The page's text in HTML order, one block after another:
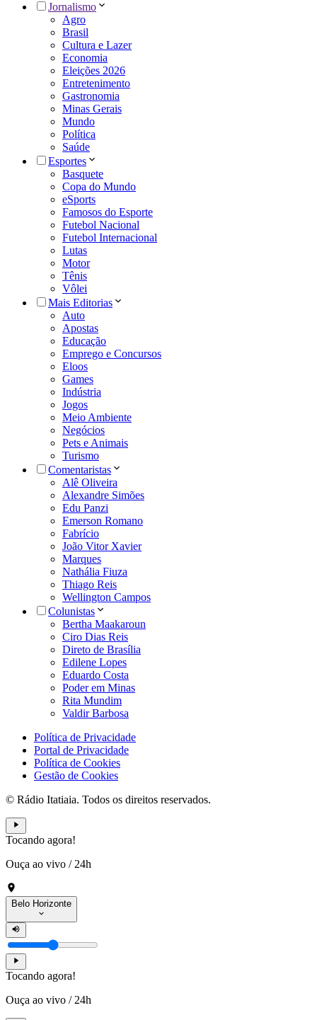
Jornalismo
Agro
Brasil
Cultura e Lazer
Economia
Eleições 2026
Entretenimento
Gastronomia
Minas Gerais
Mundo
Política
Saúde
Esportes
Basquete
Copa do Mundo
eSports
Famosos do Esporte
Futebol Nacional
Futebol Internacional
Lutas
Motor
Tênis
Vôlei
Mais Editorias
Auto
Apostas
Educação
Emprego e Concursos
Eloos
Games
Indústria
Jogos
Meio Ambiente
Negócios
Pets e Animais
Turismo
Comentaristas
Alê Oliveira
Alexandre Simões
Edu Panzi
Emerson Romano
Fabrício
João Vitor Xavier
Marques
Nathália Fiuza
Thiago Reis
Wellington Campos
Colunistas
Bertha Maakaroun
Ciro Dias Reis
Direto de Brasília
Edilene Lopes
Eduardo Costa
Poder em Minas
Rita Mundim
Valdir Barbosa
Política de Privacidade
Portal de Privacidade
Política de Cookies
Gestão de Cookies
© Rádio Itatiaia. Todos os direitos reservados.
Tocando agora!
Ouça ao vivo / 24h
Belo Horizonte
Tocando agora!
Ouça ao vivo / 24h